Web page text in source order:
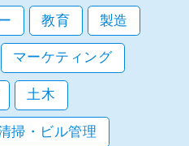
教育 製造
マーケティング
土木
掃・ビル管理